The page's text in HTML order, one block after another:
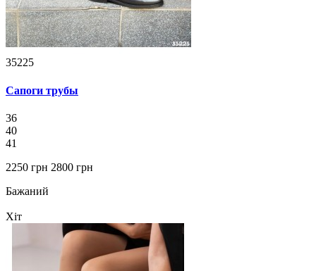
35225
Сапоги трубы
36
40
41
2250 грн 2800 грн
Бажаний
Хіт